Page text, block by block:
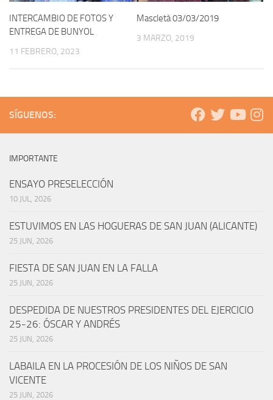
INTERCAMBIO DE FOTOS Y
ENTREGA DE BUNYOL
11 FEBRERO, 2023
Mascletà 03/03/2019
3 MARZO, 2019
SÍGUENOS:
IMPORTANTE
ENSAYO PRESELECCIÓN
10 JUL, 2026
ESTUVIMOS EN LAS HOGUERAS DE SAN JUAN (ALICANTE)
25 JUN, 2026
FIESTA DE SAN JUAN EN LA FALLA
25 JUN, 2026
DESPEDIDA DE NUESTROS PRESIDENTES DEL EJERCICIO
25-26: ÓSCAR Y ANDRÉS
25 JUN, 2026
LABAILA EN LA PROCESIÓN DE LOS NIÑOS DE SAN
VICENTE
25 JUN, 2026